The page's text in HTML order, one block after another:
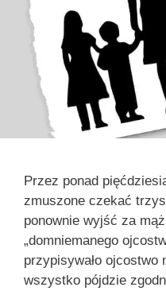
Przez ponad
zmuszone czekać
ponownie wyjść za
„domniemanego
przypisywało ojcostwo
wszystko pójdzie